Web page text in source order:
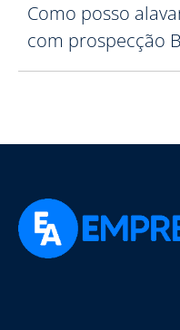
Como posso
com prospecção